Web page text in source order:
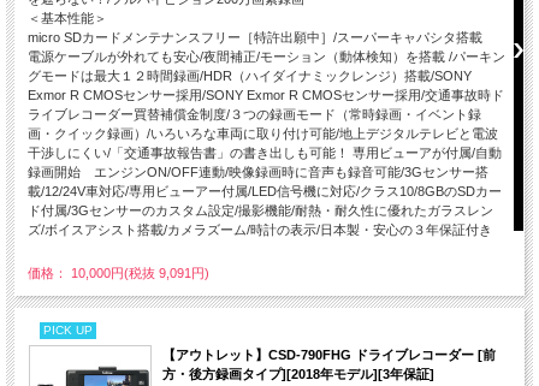
＜基本性能＞
micro SDカードメンテナンスフリー［特許出願中］/スーパーキャパシタ搭載
電源ケーブルが外れても安心/夜間補正/モーション（動体検知）を搭載 /パーキン
グモードは最大１２時間録画/HDR（ハイダイナミックレンジ）搭載/SONY
Exmor R CMOSセンサー採用/SONY Exmor R CMOSセンサー採用/交通事故時ド
ライブレコーダー買替補償金制度/３つの録画モード（常時録画・イベント録
画・クイック録画）/いろいろな車両に取り付け可能/地上デジタルテレビと電波
干渉しにくい/「交通事故報告書」の書き出しも可能！ 専用ビューアが付属/自動
録画開始 エンジンON/OFF連動/映像録画時に音声も録音可能/3Gセンサー搭
載/12/24V車対応/専用ビューアー付属/LED信号機に対応/クラス10/8GBのSDカー
ド付属/3Gセンサーのカスタム設定/撮影機能/耐熱・耐久性に優れたガラスレン
ズ/ボイスアシスト搭載/カメラズーム/時計の表示/日本製・安心の３年保証付き
価格： 10,000円(税抜 9,091円)
PICK UP
【アウトレット】CSD-790FHG ドライブレコーダー [前
方・後方録画タイプ][2018年モデル][3年保証]